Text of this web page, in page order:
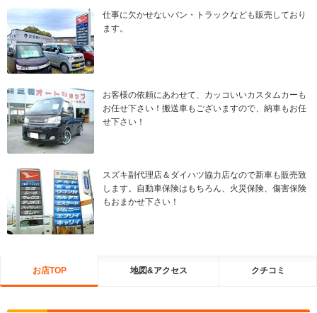
仕事に欠かせないバン・トラックなども販売しており
ます。
お客様の依頼にあわせて、カッコいいカスタムカーも
お任せ下さい！搬送車もございますので、納車もお任
せ下さい！
スズキ副代理店＆ダイハツ協力店なので新車も販売致
します。自動車保険はもちろん、火災保険、傷害保険
もおまかせ下さい！
お店TOP 地図&アクセス クチコミ